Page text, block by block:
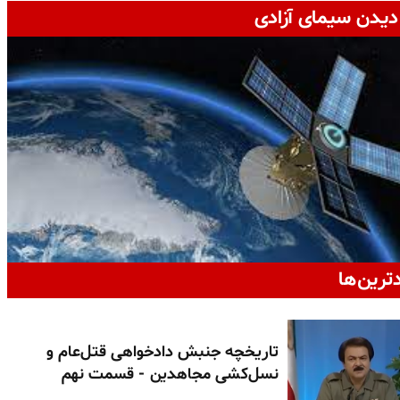
سیمای آزادی
تاریخچه جنبش دادخواهی قتل‌عام و
نسل‌کشی مجاهدین - قسمت نهم